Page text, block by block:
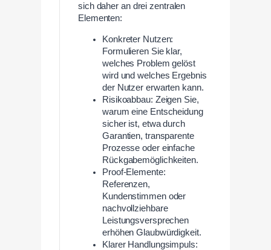
sich daher an drei zentralen
Elementen:
Konkreter Nutzen:
Formulieren Sie klar,
welches Problem gelöst
wird und welches Ergebnis
der Nutzer erwarten kann.
Risikoabbau: Zeigen Sie,
warum eine Entscheidung
sicher ist, etwa durch
Garantien, transparente
Prozesse oder einfache
Rückgabemöglichkeiten.
Proof-Elemente:
Referenzen,
Kundenstimmen oder
nachvollziehbare
Leistungsversprechen
erhöhen Glaubwürdigkeit.
Klarer Handlungsimpuls: